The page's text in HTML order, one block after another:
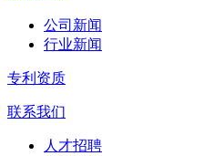
公司新闻
行业新闻
专利资质
联系我们
人才招聘